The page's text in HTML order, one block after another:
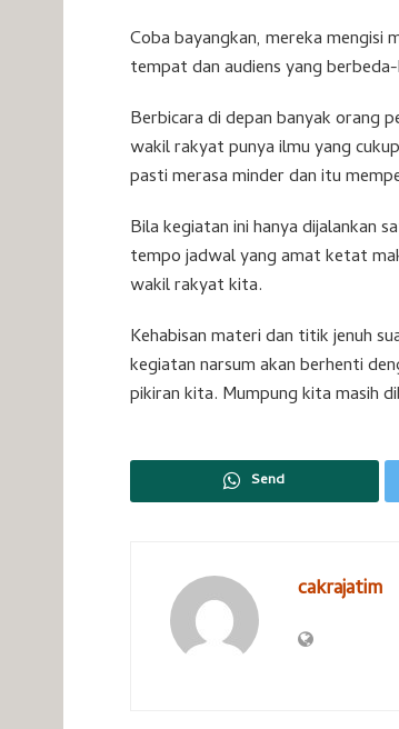
Coba bayangkan, mereka mengisi
tempat dan audiens yang
Berbicara di depan banyak orang
wakil rakyat punya ilmu yang
pasti merasa minder dan itu
Bila kegiatan ini hanya dijalankan
tempo jadwal yang amat ketat
wakil rakyat kita.
Kehabisan materi dan titik jenuh
kegiatan narsum akan berhenti
pikiran kita. Mumpung kita masih
Send
cakrajatim